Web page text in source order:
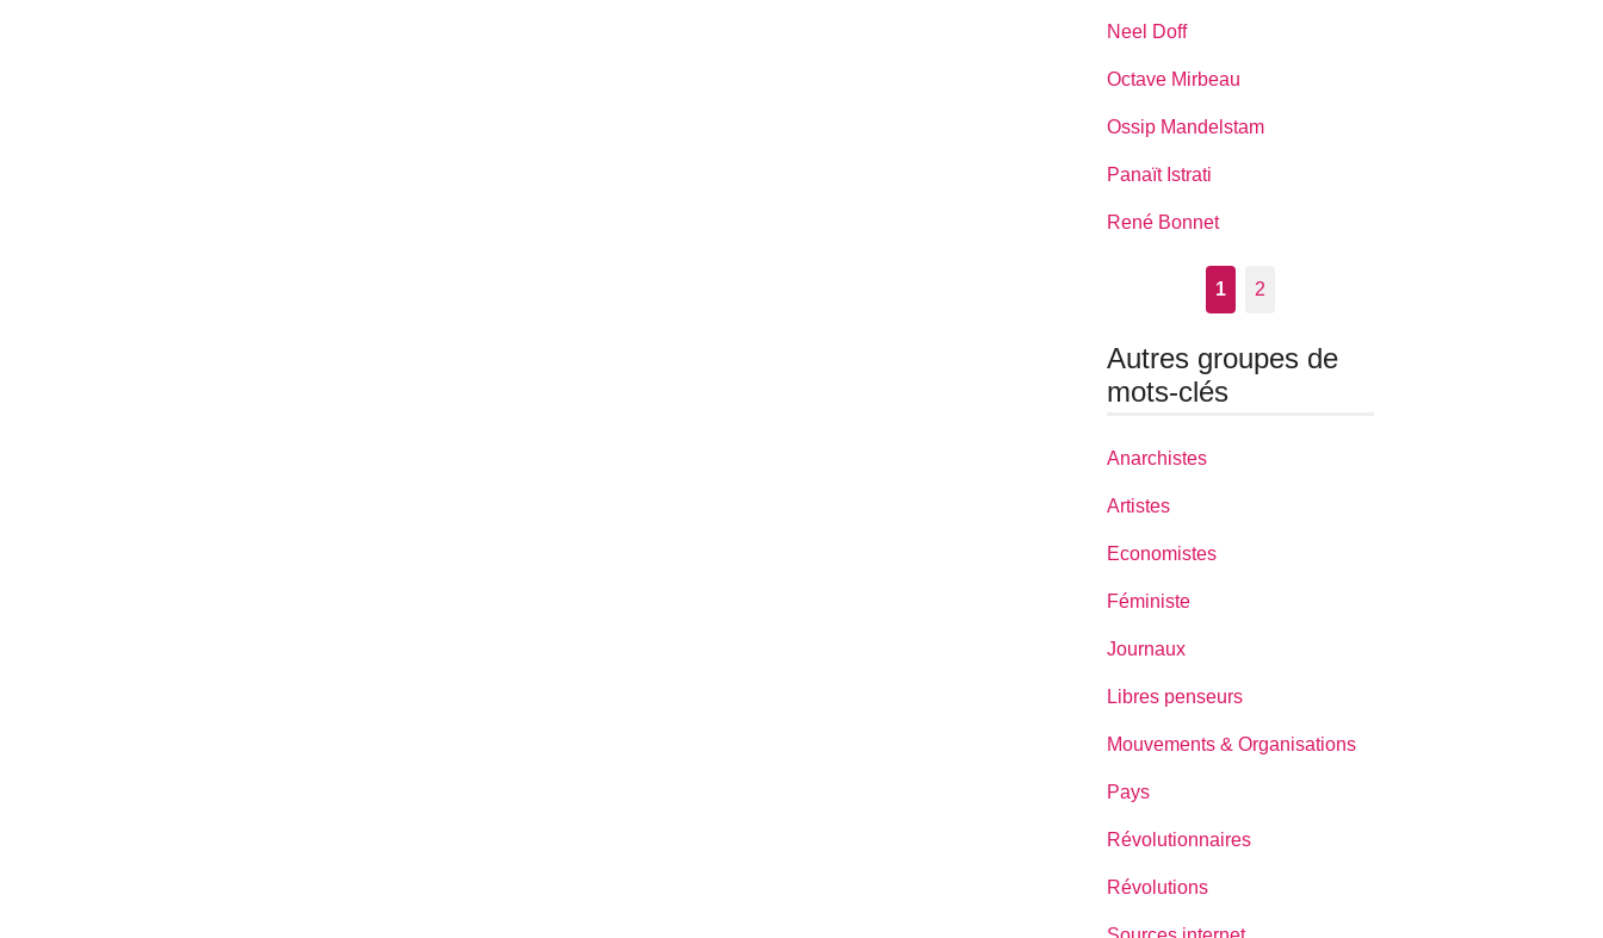
Neel Doff
Octave Mirbeau
Ossip Mandelstam
Panaït Istrati
René Bonnet
1 2
Autres groupes de
mots-clés
Anarchistes
Artistes
Economistes
Féministe
Journaux
Libres penseurs
Mouvements & Organisations
Pays
Révolutionnaires
Révolutions